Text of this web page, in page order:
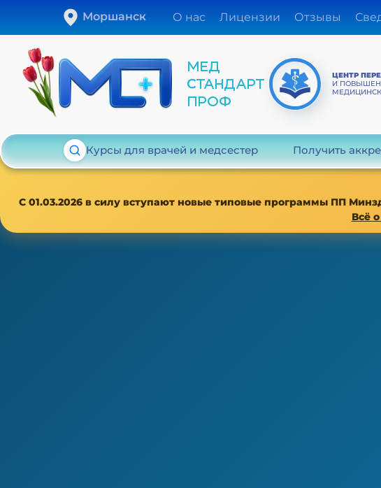
Моршанск О нас Лицензии Отзывы
ЦЕНТР
И
Курсы для врачей и медсестер Получить
С 01.03.2026 в силу вступают новые типовые программы ПП
Всё